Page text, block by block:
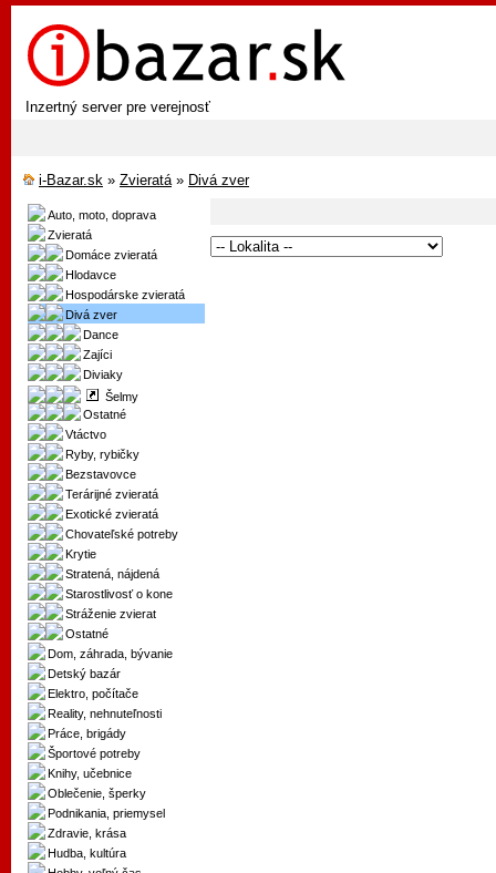
Inzertný server pre verejnosť
i-Bazar.sk » Zvieratá» Divá zver
Auto, moto, doprava
Zvieratá
Domáce zvieratá
Hlodavce
Hospodárske zvieratá
Divá zver
Dance
Zajíci
Diviaky
Šelmy
Ostatné
Vtáctvo
Ryby, rybičky
Bezstavovce
Terárijné zvieratá
Exotické zvieratá
Chovateľské potreby
Krytie
Stratená, nájdená
Starostlivosť o kone
Stráženie zvierat
Ostatné
Dom, záhrada, bývanie
Detský bazár
Elektro, počítače
Reality, nehnuteľnosti
Práce, brigády
Športové potreby
Knihy, učebnice
Oblečenie, šperky
Podnikania, priemysel
Zdravie, krása
Hudba, kultúra